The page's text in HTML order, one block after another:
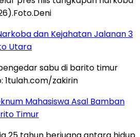
dan Kejahatan Jalanan 3
Utara
Mahasiswa Asal Bamban
Timur